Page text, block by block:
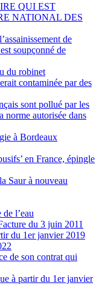
QUI EST
NATIONAL DES
de
soupçonné de
du robinet
contaminée par des
sont pollué par les
norme autorisée dans
à Bordeaux
en France, épingle
Saur à nouveau
l’eau
du 3 juin 2011
du 1er janvier 2019
de son contrat qui
à partir du 1er janvier